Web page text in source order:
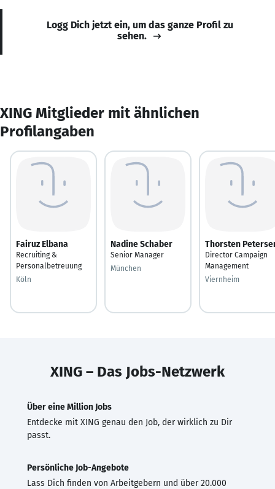
Logg Dich jetzt ein, um das ganze Profil zu
sehen.
XING Mitglieder mit ähnlichen
Profilangaben
Fairuz Elbana
Recruiting &
Personalbetreuung
Köln
Nadine Schaber
Senior Manager
München
Thorsten
Director Campaign
Management
Viernheim
XING – Das Jobs-Netzwerk
Über eine Million Jobs
Entdecke mit XING genau den Job, der wirklich zu Dir
passt.
Persönliche Job-Angebote
Lass Dich finden von Arbeitgebern und über 20.000